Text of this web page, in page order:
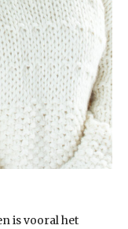
is vooral het